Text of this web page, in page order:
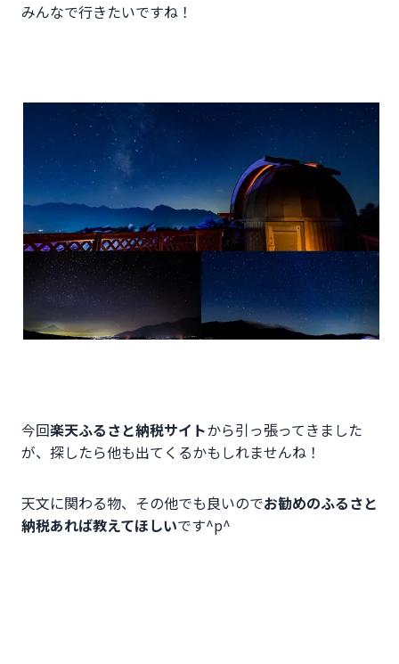
みんなで行きたいですね！
今回楽天ふるさと納税サイトから引っ張ってきました
が、探したら他も出てくるかもしれませんね！
天文に関わる物、その他でも良いのでお勧めのふるさと
納税あれば教えてほしいです^p^